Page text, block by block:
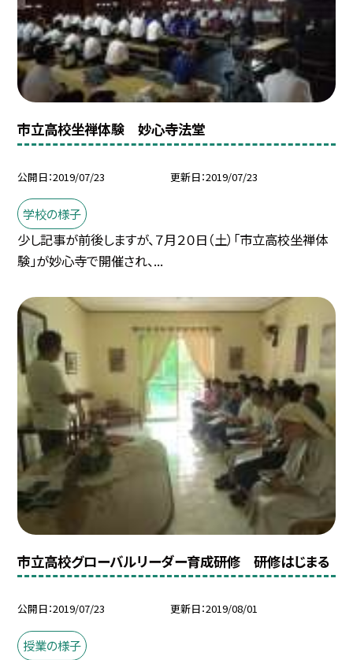
市立高校坐禅体験 妙心寺法堂
公開日 2019/07/23 更新日 2019/07/23
学校の様子
少し記事が前後しますが、７月２０日（土）「市立高校坐禅体
験」が妙心寺で開催され、...
市立高校グローバルリーダー育成研修 研修はじまる
公開日 2019/07/23 更新日 2019/08/01
授業の様子